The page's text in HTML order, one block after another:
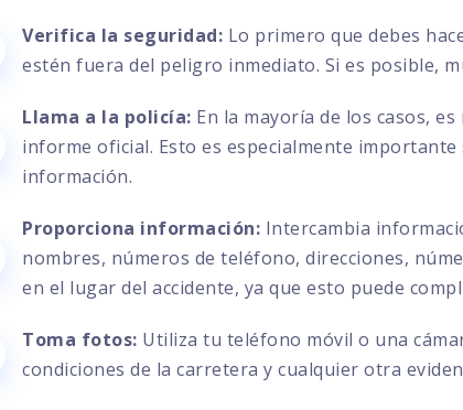
Verifica la seguridad: Lo primero que debes
estén fuera del peligro inmediato. Si es posible,
Llama a la policía: En la mayoría de los casos,
informe oficial. Esto es especialmente
información.
Proporciona información: Intercambia
nombres, números de teléfono, direcciones,
en el lugar del accidente, ya que esto puede
Toma fotos: Utiliza tu teléfono móvil o una
condiciones de la carretera y cualquier otra